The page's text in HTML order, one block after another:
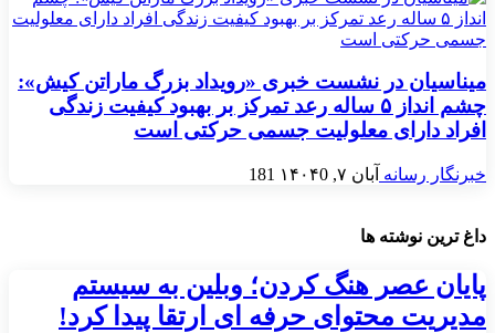
میناسیان در نشست خبری «رویداد بزرگ ماراتن کیش»:
چشم انداز ۵ ساله رعد تمرکز بر بهبود کیفیت زندگی
افراد دارای معلولیت جسمی حرکتی است
خبرنگار رسانه آبان ۷, ۱۴۰۴ 0
181
داغ ترین نوشته ها
پایان عصر هنگ کردن؛ وبلین به سیستم
مدیریت محتوای حرفه ای ارتقا پیدا کرد!